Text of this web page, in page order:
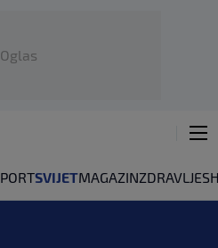
Oglas
SVIJETMAGAZINZDRAVLJE